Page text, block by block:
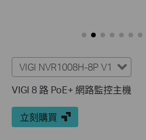
VIGI NVR1008H-8P V1
VIGI 8 路 PoE+ 網路監控主機
立刻購買